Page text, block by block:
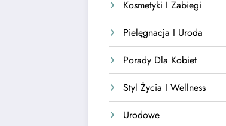
Kosmetyki I Zabiegi
Pielęgnacja I Uroda
Porady Dla Kobiet
Styl Życia I Wellness
Urodowe